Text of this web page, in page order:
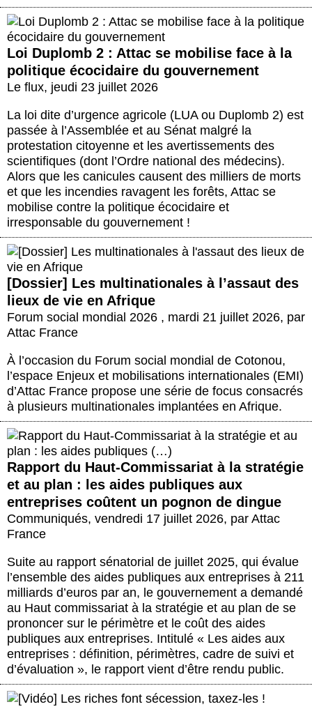
Loi Duplomb 2 : Attac se mobilise face à la
politique écocidaire du gouvernement
Le flux, jeudi 23 juillet 2026
La loi dite d’urgence agricole (LUA ou Duplomb 2) est
passée à l’Assemblée et au Sénat malgré la
protestation citoyenne et les avertissements des
scientifiques (dont l’Ordre national des médecins).
Alors que les canicules causent des milliers de morts
et que les incendies ravagent les forêts, Attac se
mobilise contre la politique écocidaire et
irresponsable du gouvernement !
[Dossier] Les multinationales à l’assaut des
lieux de vie en Afrique
Forum social mondial 2026 , mardi 21 juillet 2026, par
Attac France
À l’occasion du Forum social mondial de Cotonou,
l’espace Enjeux et mobilisations internationales (EMI)
d’Attac France propose une série de focus consacrés
à plusieurs multinationales implantées en Afrique.
Rapport du Haut-Commissariat à la stratégie
et au plan : les aides publiques aux
entreprises coûtent un pognon de dingue
Communiqués, vendredi 17 juillet 2026, par Attac
France
Suite au rapport sénatorial de juillet 2025, qui évalue
l’ensemble des aides publiques aux entreprises à 211
milliards d’euros par an, le gouvernement a demandé
au Haut commissariat à la stratégie et au plan de se
prononcer sur le périmètre et le coût des aides
publiques aux entreprises. Intitulé « Les aides aux
entreprises : définition, périmètres, cadre de suivi et
d’évaluation », le rapport vient d’être rendu public.